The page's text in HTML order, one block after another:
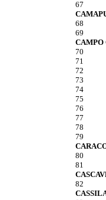
67
68
69
CAMPO
70
71
72
73
74
75
76
77
78
79
80
81
82